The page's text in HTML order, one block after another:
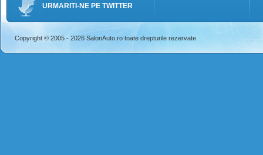
URMARITI-NE PE TWITTER
Copyright © 2005 - 2026 SalonAuto.ro toate drepturile rezervate.